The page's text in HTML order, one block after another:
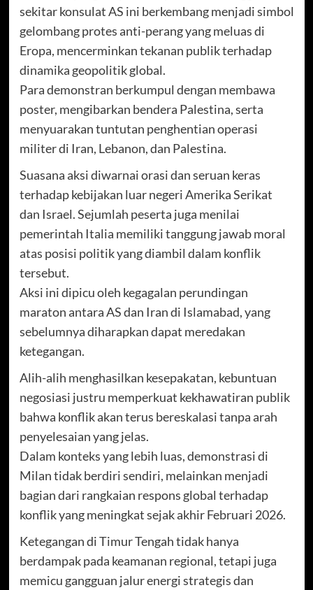
sekitar konsulat AS ini berkembang menjadi simbol
gelombang protes anti-perang yang meluas di
Eropa, mencerminkan tekanan publik terhadap
dinamika geopolitik global.
Para demonstran berkumpul dengan membawa
poster, mengibarkan bendera Palestina, serta
menyuarakan tuntutan penghentian operasi
militer di Iran, Lebanon, dan Palestina.
Suasana aksi diwarnai orasi dan seruan keras
terhadap kebijakan luar negeri Amerika Serikat
dan Israel. Sejumlah peserta juga menilai
pemerintah Italia memiliki tanggung jawab moral
atas posisi politik yang diambil dalam konflik
tersebut.
Aksi ini dipicu oleh kegagalan perundingan
maraton antara AS dan Iran di Islamabad, yang
sebelumnya diharapkan dapat meredakan
ketegangan.
Alih-alih menghasilkan kesepakatan, kebuntuan
negosiasi justru memperkuat kekhawatiran publik
bahwa konflik akan terus bereskalasi tanpa arah
penyelesaian yang jelas.
Dalam konteks yang lebih luas, demonstrasi di
Milan tidak berdiri sendiri, melainkan menjadi
bagian dari rangkaian respons global terhadap
konflik yang meningkat sejak akhir Februari 2026.
Ketegangan di Timur Tengah tidak hanya
berdampak pada keamanan regional, tetapi juga
memicu gangguan jalur energi strategis dan